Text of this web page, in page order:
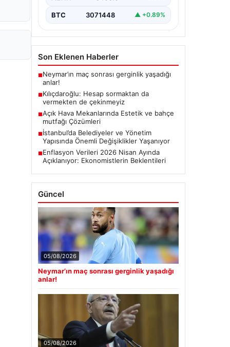
BTC 3071448 ▲ +0.89%
Son Eklenen Haberler
■Neymar’ın maç sonrası gerginlik yaşadığı
anlar!
■Kılıçdaroğlu: Hesap sormaktan da
vermekten de çekinmeyiz
■Açık Hava Mekanlarında Estetik ve bahçe
mutfağı Çözümleri
■İstanbul’da Belediyeler ve Yönetim
Yapısında Önemli Değişiklikler Yaşanıyor
■Enflasyon Verileri 2026 Nisan Ayında
Açıklanıyor: Ekonomistlerin Beklentileri
Güncel
05/08/2026
Neymar’ın maç sonrası gerginlik yaşadığı
anlar!
05/08/2026